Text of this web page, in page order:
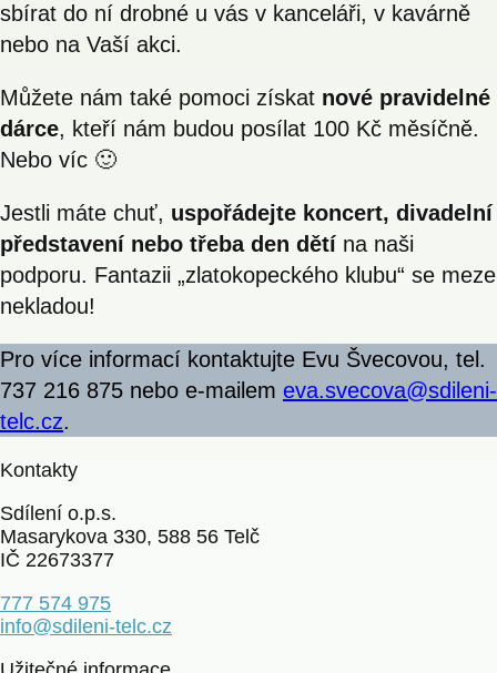
sbírat do ní drobné u vás v kanceláři, v kavárně
nebo na Vaší akci.
Můžete nám také pomoci získat nové pravidelné
dárce, kteří nám budou posílat 100 Kč měsíčně.
Nebo víc 🙂
Jestli máte chuť, uspořádejte koncert, divadelní
představení nebo třeba den dětí na naši
podporu. Fantazii „zlatokopeckého klubu“ se meze
nekladou!
Pro více informací kontaktujte Evu Švecovou, tel.
737 216 875 nebo e-mailem eva.svecova@sdileni-
telc.cz.
Kontakty
Sdílení o.p.s.
Masarykova 330, 588 56 Telč
IČ 22673377
777 574 975
info@sdileni-telc.cz